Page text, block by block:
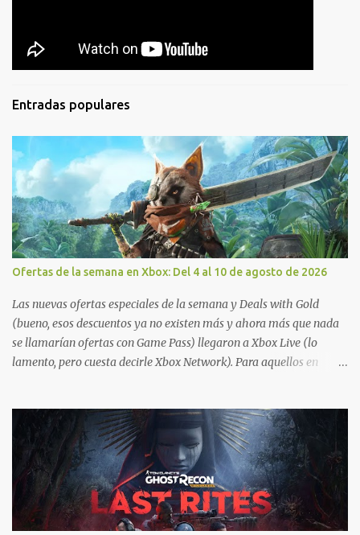
Entradas populares
Ofertas de la semana en Xbox: Del 4 al 10 de agosto de 2026
Las nuevas ofertas especiales de la semana y Deals with Gold
(bueno, esos descuentos ya no existen más y ahora más que nada
se llamarían ofertas con Game Pass) llegaron a Xbox Live (lo
lamento, pero cuesta decirle Xbox Network). Para aquellos en
jugarlos y mantener un progreso compartido en Windows PC y
Xbox, y tenemos un listado de juegos compatibles por acá . ¿Aún
necesitas una mano con las compras? Tenemos un tutorial extenso
o en vídeo para que se quiten todas las dudas generales de cómo
hacer compras en Xbox . Podes consultar un listado más completo
de promociones desde xbox.com. El post puede tener